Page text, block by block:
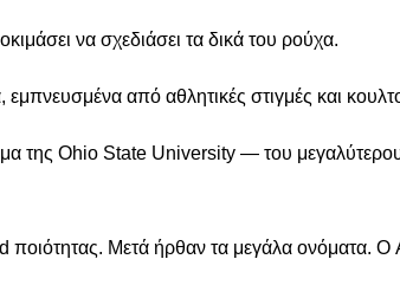
να σχεδιάσει τα δικά του ρούχα.
από αθλητικές στιγμές και
της Ohio State University — του μεγαλύτερου
ποιότητας. Μετά ήρθαν τα μεγάλα ονόματα.